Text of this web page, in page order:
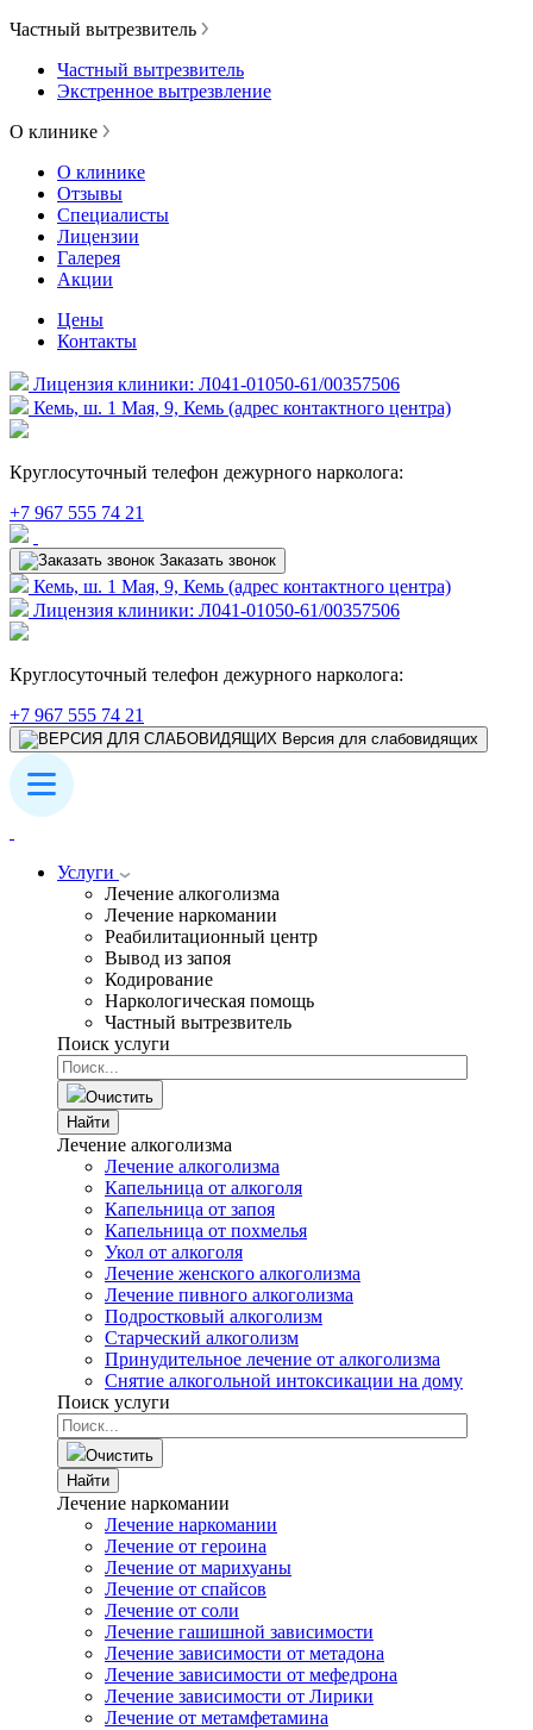
Частный вытрезвитель
Частный вытрезвитель
Экстренное вытрезвление
О клинике
О клинике
Отзывы
Специалисты
Лицензии
Галерея
Акции
Цены
Контакты
Лицензия клиники: Л041-01050-61/00357506
Кемь, ш. 1 Мая, 9, Кемь (адрес контактного центра)
Круглосуточный телефон дежурного нарколога:
+7 967 555 74 21
Заказать звонок
Кемь, ш. 1 Мая, 9, Кемь (адрес контактного центра)
Лицензия клиники: Л041-01050-61/00357506
Круглосуточный телефон дежурного нарколога:
+7 967 555 74 21
Версия для слабовидящих
Услуги
Лечение алкоголизма
Лечение наркомании
Реабилитационный центр
Вывод из запоя
Кодирование
Наркологическая помощь
Частный вытрезвитель
Поиск услуги
Очистить
Найти
Лечение алкоголизма
Лечение алкоголизма
Капельница от алкоголя
Капельница от запоя
Капельница от похмелья
Укол от алкоголя
Лечение женского алкоголизма
Лечение пивного алкоголизма
Подростковый алкоголизм
Старческий алкоголизм
Принудительное лечение от алкоголизма
Снятие алкогольной интоксикации на дому
Поиск услуги
Очистить
Найти
Лечение наркомании
Лечение наркомании
Лечение от героина
Лечение от марихуаны
Лечение от спайсов
Лечение от соли
Лечение гашишной зависимости
Лечение зависимости от метадона
Лечение зависимости от мефедрона
Лечение зависимости от Лирики
Лечение от метамфетамина